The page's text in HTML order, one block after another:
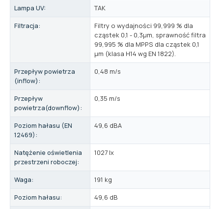
Lampa UV:
TAK
Filtracja:
Filtry o wydajności 99,999 % dla
cząstek 0,1 - 0,3μm, sprawność filtra
99,995 % dla MPPS dla cząstek 0,1
μm (klasa H14 wg EN 1822).
Przepływ powietrza
(inflow):
0,48 m/s
Przepływ
powietrza(downflow):
0,35 m/s
Poziom hałasu (EN
12469):
49,6 dBA
Natężenie oświetlenia
przestrzeni roboczej:
1027 lx
Waga:
191 kg
Poziom hałasu:
49,6 dB